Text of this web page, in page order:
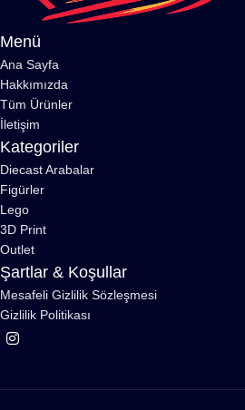
Menü
Ana Sayfa
Hakkımızda
Tüm Ürünler
İletişim
Kategoriler
Diecast Arabalar
Figürler
Lego
3D Print
Outlet
Şartlar & Koşullar
Mesafeli Gizlilik Sözleşmesi
Gizlilik Politikası